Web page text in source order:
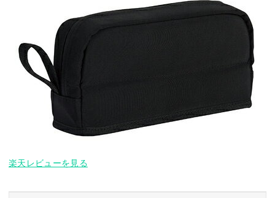
楽天レビューを見る